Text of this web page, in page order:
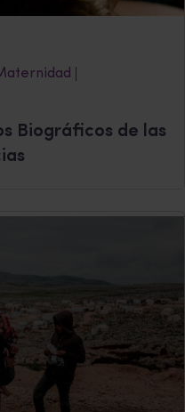
Biográficos de las